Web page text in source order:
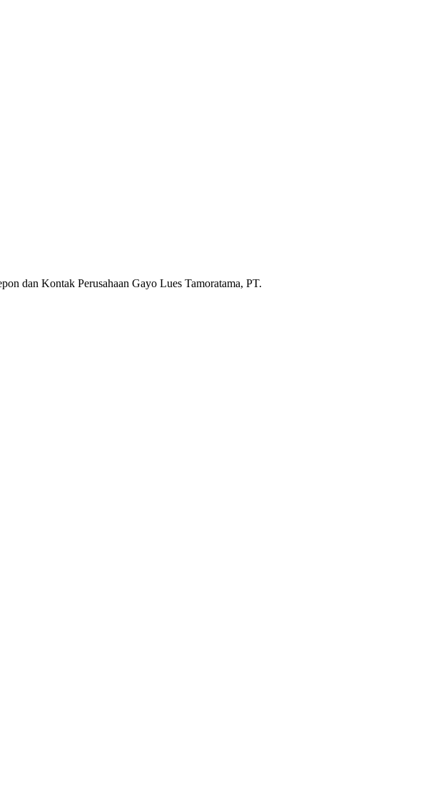
dan Kontak Perusahaan Gayo Lues Tamoratama, PT.